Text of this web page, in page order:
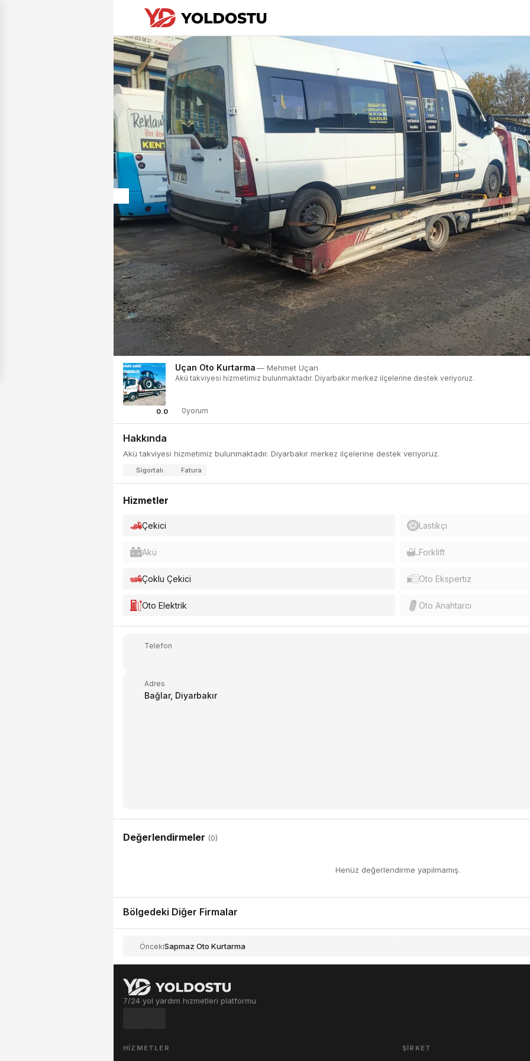
0.0
Uçan Oto Kurtarma— Mehmet Uçan
Akü takviyesi hizmetimiz bulunmaktadır. Diyarbakır merkez ilçelerine destek veriyoruz.
0yorum
Hakkında
Akü takviyesi hizmetimiz bulunmaktadır. Diyarbakır merkez ilçelerine destek veriyoruz.
Sigortalı Fatura
Hizmetler
Çekici Lastikçi
Akü Forklift
Çoklu Çekici Oto Ekspertiz
Oto Elektrik Oto Anahtarcı
Telefon
Adres
Bağlar, Diyarbakır
Değerlendirmeler (0)
Henüz değerlendirme yapılmamış.
Bölgedeki Diğer Firmalar
ÖncekiSapmaz Oto Kurtarma
7/24 yol yardım hizmetleri platformu
HIZMETLER ŞIRKET